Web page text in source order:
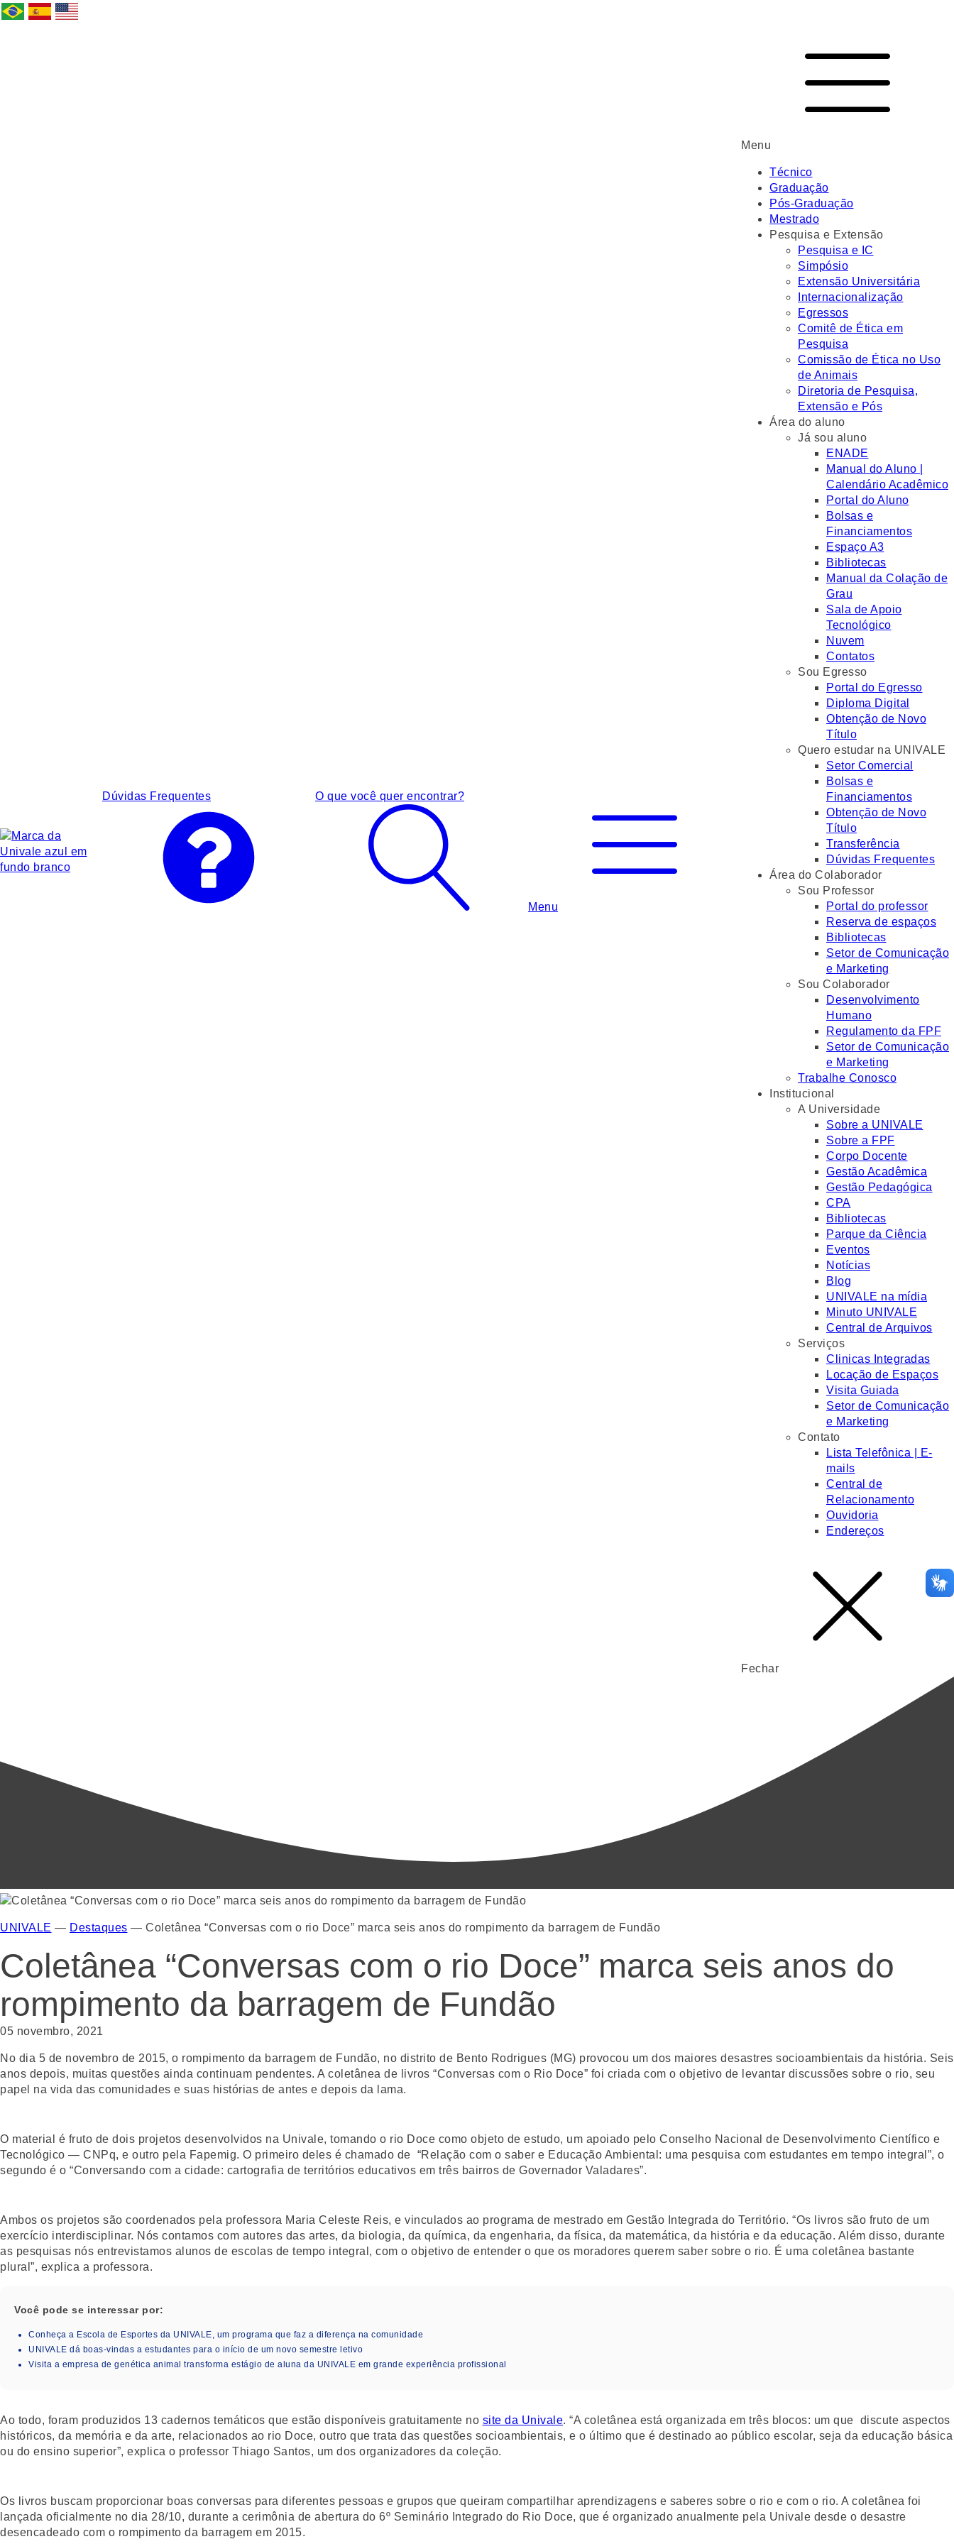
Dúvidas Frequentes O que você quer encontrar?
Menu
Menu
Técnico
Graduação
Pós-Graduação
Mestrado
Pesquisa e Extensão
Pesquisa e IC
Simpósio
Extensão Universitária
Internacionalização
Egressos
Comitê de Ética em
Pesquisa
Comissão de Ética no Uso
de Animais
Diretoria de Pesquisa,
Extensão e Pós
Área do aluno
Já sou aluno
ENADE
Manual do Aluno |
Calendário Acadêmico
Portal do Aluno
Bolsas e
Financiamentos
Espaço A3
Bibliotecas
Manual da Colação de
Grau
Sala de Apoio
Tecnológico
Nuvem
Contatos
Sou Egresso
Portal do Egresso
Diploma Digital
Obtenção de Novo
Título
Quero estudar na UNIVALE
Setor Comercial
Bolsas e
Financiamentos
Obtenção de Novo
Título
Transferência
Dúvidas Frequentes
Área do Colaborador
Sou Professor
Portal do professor
Reserva de espaços
Bibliotecas
Setor de Comunicação
e Marketing
Sou Colaborador
Desenvolvimento
Humano
Regulamento da FPF
Setor de Comunicação
e Marketing
Trabalhe Conosco
Institucional
A Universidade
Sobre a UNIVALE
Sobre a FPF
Corpo Docente
Gestão Acadêmica
Gestão Pedagógica
CPA
Bibliotecas
Parque da Ciência
Eventos
Notícias
Blog
UNIVALE na mídia
Minuto UNIVALE
Central de Arquivos
Serviços
Clinicas Integradas
Locação de Espaços
Visita Guiada
Setor de Comunicação
e Marketing
Contato
Lista Telefônica | E-
mails
Central de
Relacionamento
Ouvidoria
Endereços
Fechar
UNIVALE — Destaques — Coletânea “Conversas com o rio Doce” marca seis anos do rompimento da barragem de Fundão
Coletânea “Conversas com o rio Doce” marca seis anos do
rompimento da barragem de Fundão
05 novembro, 2021
No dia 5 de novembro de 2015, o rompimento da barragem de Fundão, no distrito de Bento Rodrigues (MG) provocou um dos maiores desastres socioambientais da história. Seis
anos depois, muitas questões ainda continuam pendentes. A coletânea de livros “Conversas com o Rio Doce” foi criada com o objetivo de levantar discussões sobre o rio, seu
papel na vida das comunidades e suas histórias de antes e depois da lama.
O material é fruto de dois projetos desenvolvidos na Univale, tomando o rio Doce como objeto de estudo, um apoiado pelo Conselho Nacional de Desenvolvimento Científico e
Tecnológico — CNPq, e outro pela Fapemig. O primeiro deles é chamado de “Relação com o saber e Educação Ambiental: uma pesquisa com estudantes em tempo integral”, o
segundo é o “Conversando com a cidade: cartografia de territórios educativos em três bairros de Governador Valadares”.
Ambos os projetos são coordenados pela professora Maria Celeste Reis, e vinculados ao programa de mestrado em Gestão Integrada do Território. “Os livros são fruto de um
exercício interdisciplinar. Nós contamos com autores das artes, da biologia, da química, da engenharia, da física, da matemática, da história e da educação. Além disso, durante
as pesquisas nós entrevistamos alunos de escolas de tempo integral, com o objetivo de entender o que os moradores querem saber sobre o rio. É uma coletânea bastante
plural”, explica a professora.
Você pode se interessar por:
Conheça a Escola de Esportes da UNIVALE, um programa que faz a diferença na comunidade
UNIVALE dá boas-vindas a estudantes para o início de um novo semestre letivo
Visita a empresa de genética animal transforma estágio de aluna da UNIVALE em grande experiência profissional
Ao todo, foram produzidos 13 cadernos temáticos que estão disponíveis gratuitamente no site da Univale. “A coletânea está organizada em três blocos: um que discute aspectos
históricos, da memória e da arte, relacionados ao rio Doce, outro que trata das questões socioambientais, e o último que é destinado ao público escolar, seja da educação básica
ou do ensino superior”, explica o professor Thiago Santos, um dos organizadores da coleção.
Os livros buscam proporcionar boas conversas para diferentes pessoas e grupos que queiram compartilhar aprendizagens e saberes sobre o rio e com o rio. A coletânea foi
lançada oficialmente no dia 28/10, durante a cerimônia de abertura do 6º Seminário Integrado do Rio Doce, que é organizado anualmente pela Univale desde o desastre
desencadeado com o rompimento da barragem em 2015.